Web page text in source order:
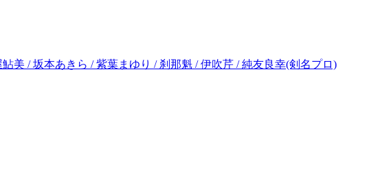
美 / 坂本あきら / 紫葉まゆり / 刹那魁 / 伊吹芹 / 純友良幸(剣名プロ)